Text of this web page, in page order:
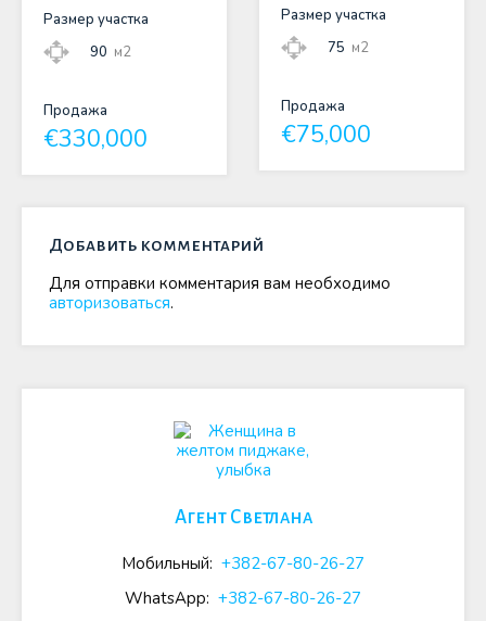
Размер участка
90 м2
Продажа
€330,000
Размер участка
75 м2
Продажа
€75,000
Добавить комментарий
Для отправки комментария вам необходимо
авторизоваться.
Агент Светлана
Мобильный: +382-67-80-26-27
WhatsApp: +382-67-80-26-27